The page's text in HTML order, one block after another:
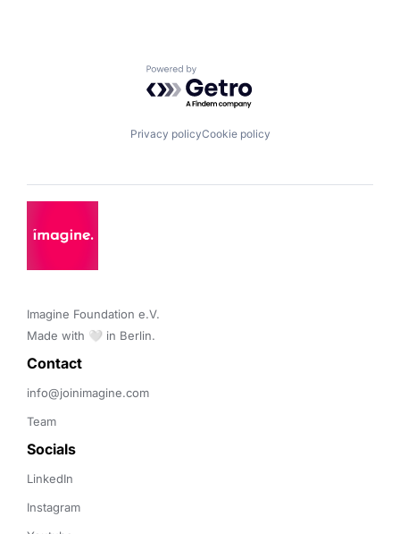
Powered by Getro.com
Privacy policyCookie policy
Imagine Foundation e.V.
Made with 🤍 in Berlin.
Contact
info@joinimagine.com
Team
Socials
LinkedIn
Instagram